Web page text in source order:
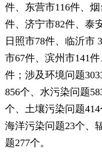
件、东营市116件、
件、济宁市82件、泰
日照市78件、临沂市
市67件、滨州市141
件；涉及环境问题
856个、水污染问题
个、土壤污染问题414
海洋污染问题23个、
题277个。